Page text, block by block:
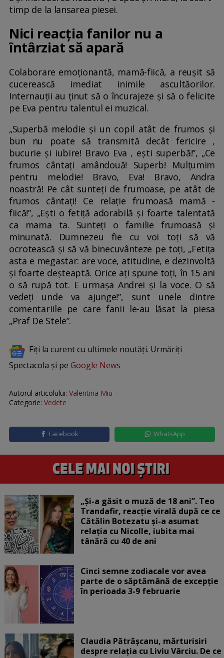
timp de la lansarea piesei.
Nici reacția fanilor nu a
întârziat să apară
Colaborare emoționantă, mamă-fiică, a reușit să
cucerească imediat inimile ascultăorilor.
Internauții au ținut să o încurajeze și să o felicite
pe Eva pentru talentul ei muzical.
„Superbă melodie și un copil atât de frumos și
bun nu poate să transmită decât fericire ,
bucurie și iubire! Bravo Eva , ești superbă!”, „Ce
frumos cântați amândouă! Superb! Mulțumim
pentru melodie! Bravo, Eva! Bravo, Andra
noastră! Pe cât sunteți de frumoase, pe atât de
frumos cântați! Ce relație frumoasă mamă -
fiică!”, „Ești o fetiță adorabilă și foarte talentată
ca mama ta. Sunteți o familie frumoasă și
minunată. Dumnezeu fie cu voi toți să vă
ocrotească și să vă binecuvânteze pe toți, „Fetița
asta e megastar: are voce, atitudine, e dezinvoltă
și foarte deșteaptă. Orice ați spune toți, în 15 ani
o să rupă tot. E urmașa Andrei și la voce. O să
vedeți unde va ajunge!”, sunt unele dintre
comentariile pe care fanii le-au lăsat la piesa
„Praf De Stele”.
Fiți la curent cu ultimele noutăți. Urmăriți
Spectacola și pe Google News
Autorul articolului: Valentina Miu
Categorie: Vedete
Facebook WhatsApp
„Și-a găsit o muză de 18 ani”. Teo
Trandafir, reacție virală după ce ce
Cătălin Botezatu și-a asumat
relația cu Nicolle, iubita mai
tânără cu 40 de ani
Cinci semne zodiacale vor avea
parte de o săptămână de excepție
în perioada 3-9 februarie
Claudia Pătrășcanu, mărturisiri
despre relația cu Liviu Vârciu. De ce